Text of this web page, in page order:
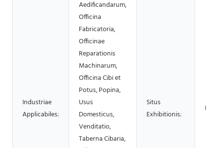
Industriae
Applicabiles:
Aedificandarum,
Officina
Fabricatoria,
Officinae
Reparationis
Machinarum,
Officina Cibi et
Potus, Popina,
Usus
Domesticus,
Venditatio,
Taberna Cibaria,
Situs
Exhibitionis: